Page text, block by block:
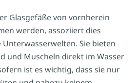
Glasgefäße von vornherein
werden, assoziiert dies
Sie bieten
und Muscheln direkt im Wasser
ist es wichtig, dass sie nur